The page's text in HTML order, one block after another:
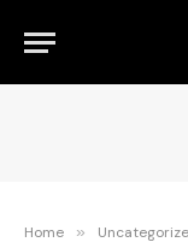
Home »